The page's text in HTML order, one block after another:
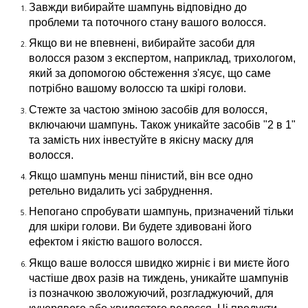
Завжди вибирайте шампунь відповідно до
проблеми та поточного стану вашого волосся.
Якщо ви не впевнені, вибирайте засоби для
волосся разом з експертом, наприклад, трихологом,
який за допомогою обстеження з'ясує, що саме
потрібно вашому волоссю та шкірі голови.
Стежте за частою зміною засобів для волосся,
включаючи шампунь. Також уникайте засобів "2 в 1"
та замість них інвестуйте в якісну маску для
волосся.
Якщо шампунь менш пінистий, він все одно
ретельно видалить усі забруднення.
Непогано спробувати шампунь, призначений тільки
для шкіри голови. Ви будете здивовані його
ефектом і якістю вашого волосся.
Якщо ваше волосся швидко жирніє і ви миєте його
частіше двох разів на тиждень, уникайте шампунів
із позначкою зволожуючий, розгладжуючий, для